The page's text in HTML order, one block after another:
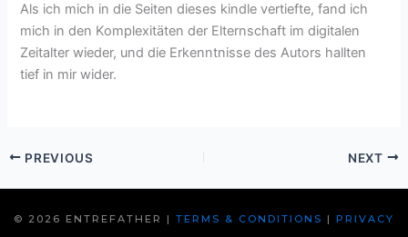
Als ich mich in die Seiten dieses kindle vertiefte, fand ich
mich in den Komplexitäten der Elternschaft im digitalen
Zeitalter wieder, und die Erkenntnisse des Autors hallten
tief in mir wider.
PREVIOUS NEXT
© 2026 ENTREFATHER | TERMS & CONDITIONS | PRIVACY